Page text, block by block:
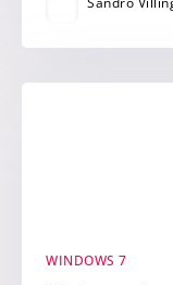
WINDOWS 7